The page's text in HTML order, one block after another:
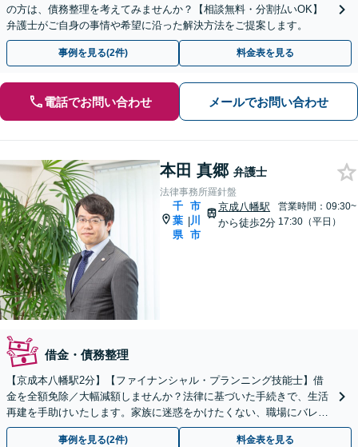
の方は、債務整理を考えてみませんか？【相談無料・分割払いOK】
弁護士がご自身の事情や希望に沿った解決方法をご提案します。
事例を見る(2件) 料金表を見る
電話でお問い合わせ メールでお問い合わせ
本田 真郷 弁護士
法律事務所羅針盤
千
葉
県
|
市
川
市
京成八幡駅
から徒歩2分
営業時間：09:30~
17:30（平日）
借金・債務整理
【京成本八幡駅2分】【ファイナンシャル・プランニング技能士】借
金を全額免除／大幅減額しませんか？法律に基づいた手続きで、生活
再建を手助けいたします。家族に迷惑をかけたくない、職場にバレた
くない方もお任せください！
事例を見る(2件) 料金表を見る